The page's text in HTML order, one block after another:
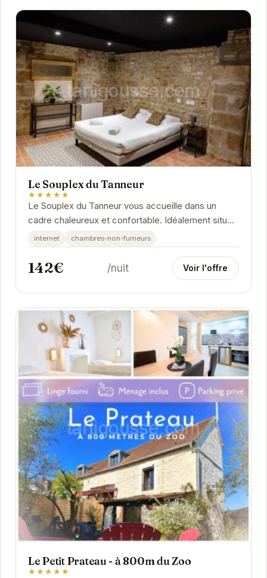
Le Souplex du Tanneur
★★★★★
Le Souplex du Tanneur vous accueille dans un
cadre chaleureux et confortable. Idéalement situé,
il vous permet de profiter pleinement de...
internet chambres-non-fumeurs
142€ /nuit Voir l'offre
Le Petit Prateau - à 800m du Zoo
★★★★★